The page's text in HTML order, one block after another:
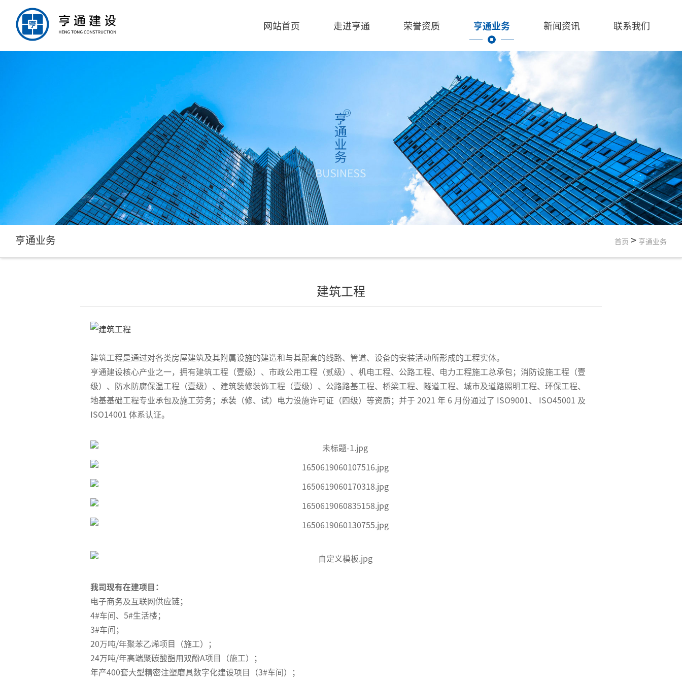
网站首页 走进亨通 荣誉资质 亨通业务 新闻资讯 联系我们
亨通业务 首页 > 亨通业务
建筑工程
建筑工程是通过对各类房屋建筑及其附属设施的建造和与其配套的线路、管道、设备的安装活动所形成的工程实体。
亨通建设核心产业之一，拥有建筑工程（壹级）、市政公用工程（贰级）、机电工程、公路工程、电力工程施工总承包；消防设施工程（壹
级）、防水防腐保温工程（壹级）、建筑装修装饰工程（壹级）、公路路基工程、桥梁工程、隧道工程、城市及道路照明工程、环保工程、
地基基础工程专业承包及施工劳务；承装（修、试）电力设施许可证（四级）等资质；并于 2021 年 6 月份通过了 ISO9001、 ISO45001 及
ISO14001 体系认证。
我司现有在建项目：
电子商务及互联网供应链；
4#车间、5#生活楼；
3#车间；
20万吨/年聚苯乙烯项目（施工）；
24万吨/年高端聚碳酸酯用双酚A项目（施工）；
年产400套大型精密注塑磨具数字化建设项目（3#车间）；